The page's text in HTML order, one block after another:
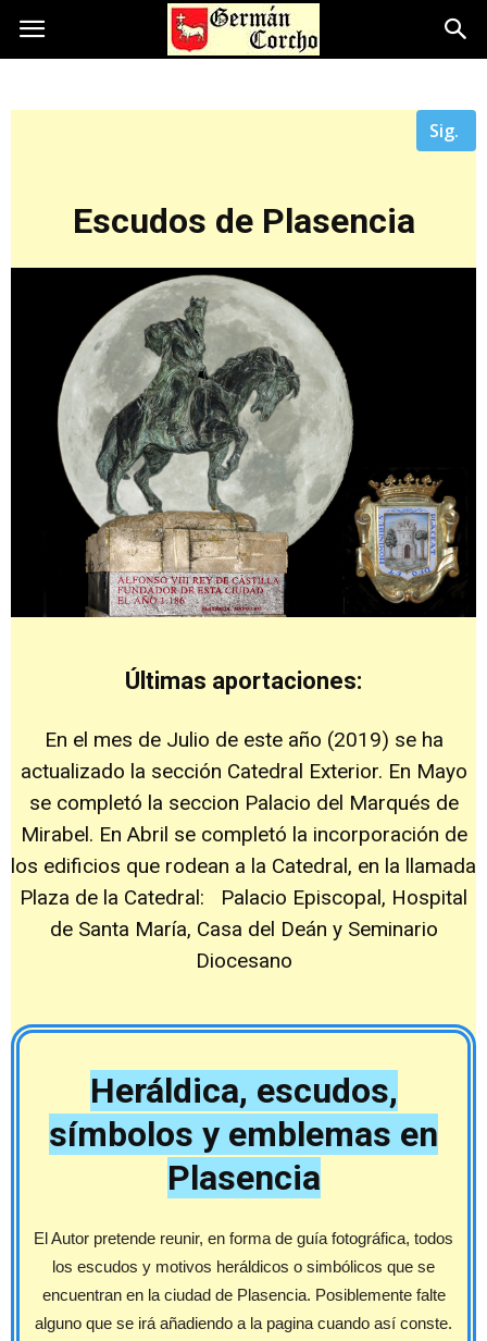
Sig.
Escudos de Plasencia
Últimas aportaciones:
En el mes de Julio de este año (2019) se ha
actualizado la sección Catedral Exterior. En Mayo
se completó la seccion Palacio del Marqués de
Mirabel. En Abril se completó la incorporación de
los edificios que rodean a la Catedral, en la llamada
Plaza de la Catedral: Palacio Episcopal, Hospital
de Santa María, Casa del Deán y Seminario
Diocesano
Heráldica, escudos,
símbolos y emblemas en
Plasencia
El Autor pretende reunir, en forma de guía fotográfica, todos
los escudos y motivos heráldicos o simbólicos que se
encuentran en la ciudad de Plasencia. Posiblemente falte
alguno que se irá añadiendo a la pagina cuando así conste.